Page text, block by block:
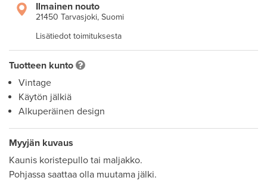
Ilmainen nouto
21450 Tarvasjoki, Suomi
Lisätiedot toimituksesta
Tuotteen kunto
Vintage
Käytön jälkiä
Alkuperäinen design
Myyjän kuvaus
Kaunis koristepullo tai maljakko.
Pohjassa saattaa olla muutama jälki.